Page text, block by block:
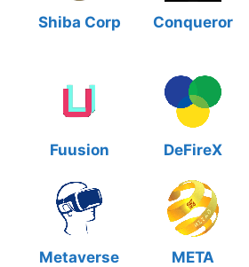
Shiba Corp Conqueror
Fuusion DeFireX
Metaverse
META